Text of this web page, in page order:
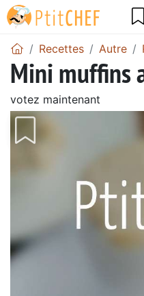
Recettes Autre
Mini muffins
votez maintenant